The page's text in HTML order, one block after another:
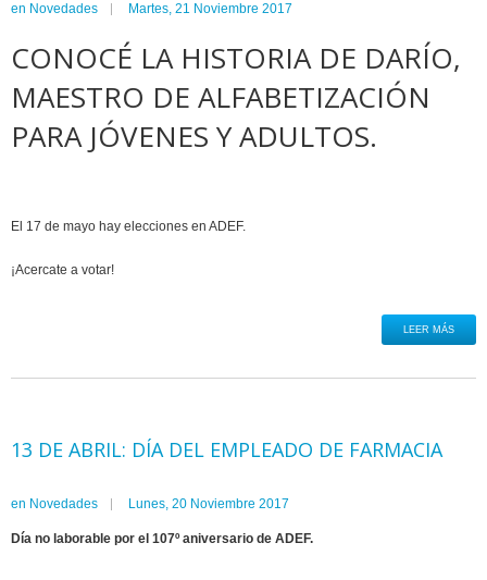
en Novedades Martes, 21 Noviembre 2017
CONOCÉ LA HISTORIA DE DARÍO,
MAESTRO DE ALFABETIZACIÓN
PARA JÓVENES Y ADULTOS.
El 17 de mayo hay elecciones en ADEF.
¡Acercate a votar!
LEER MÁS
13 DE ABRIL: DÍA DEL EMPLEADO DE FARMACIA
en Novedades Lunes, 20 Noviembre 2017
Día no laborable por el 107º aniversario de ADEF.